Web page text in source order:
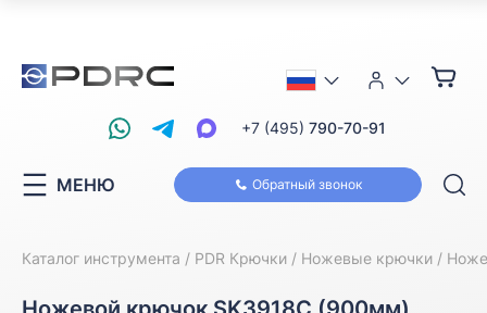
Обратный звонок
+7 (495) 790-70-91
МЕНЮ
Каталог инструмента PDR Крючки Ножевые крючки